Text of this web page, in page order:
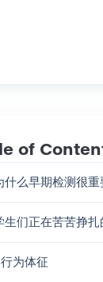
of
什么早期检测很重
生们正在苦苦挣
行为体征